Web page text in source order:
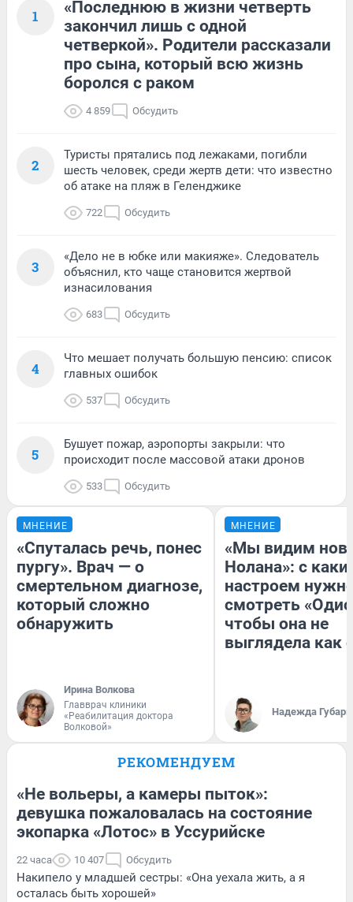
1
«Последнюю в жизни четверть
закончил лишь с одной
четверкой». Родители рассказали
про сына, который всю жизнь
боролся с раком
4 859 Обсудить
2
Туристы прятались под лежаками, погибли
шесть человек, среди жертв дети: что известно
об атаке на пляж в Геленджике
722 Обсудить
3
«Дело не в юбке или макияже». Следователь
объяснил, кто чаще становится жертвой
изнасилования
683 Обсудить
4
Что мешает получать большую пенсию: список
главных ошибок
537 Обсудить
5
Бушует пожар, аэропорты закрыли: что
происходит после массовой атаки дронов
533 Обсудить
МНЕНИЕ
«Спуталась речь, понес
пургу». Врач — о
смертельном диагнозе,
который сложно
обнаружить
Ирина Волкова
Главврач клиники
«Реабилитация доктора
Волковой»
МНЕНИЕ
«Мы видим
Нолана»: с
настроем
смотреть
чтобы она не
выглядела как
Надежда Губарь
РЕКОМЕНДУЕМ
«Не вольеры, а камеры пыток»:
девушка пожаловалась на состояние
экопарка «Лотос» в Уссурийске
22 часа 10 407 Обсудить
Накипело у младшей сестры: «Она уехала жить, а я
осталась быть хорошей»